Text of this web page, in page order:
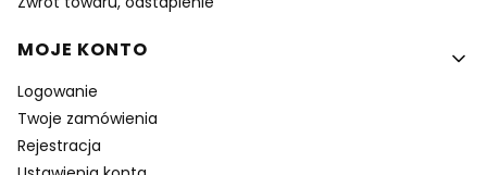
MOJE KONTO
Logowanie
Twoje zamówienia
Rejestracja